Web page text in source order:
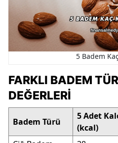
5 Badem
FARKLI BADEM
DEĞERLERI
Badem Türü
5 Adet
(kcal)